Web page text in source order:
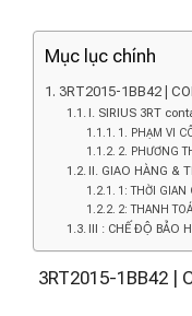
Mục lục chính
3RT2015-1BB42 |
I. SIRIUS 3RT
1. PHẠM VI
2. PHƯƠNG
II. GIAO HÀNG &
1: THỜI GIAN
2: THANH
III : CHẾ ĐỘ BẢO
3RT2015-1BB42 |